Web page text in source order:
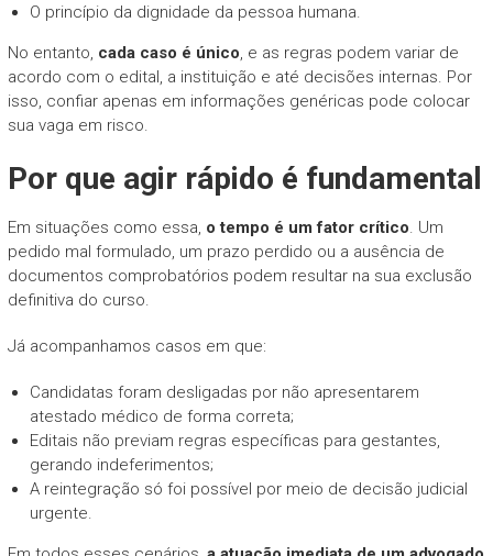
O princípio da dignidade da pessoa humana.
No entanto, cada caso é único, e as regras podem variar de
acordo com o edital, a instituição e até decisões internas. Por
isso, confiar apenas em informações genéricas pode colocar
sua vaga em risco.
Por que agir rápido é fundamental
Em situações como essa, o tempo é um fator crítico. Um
pedido mal formulado, um prazo perdido ou a ausência de
documentos comprobatórios podem resultar na sua exclusão
definitiva do curso.
Já acompanhamos casos em que:
Candidatas foram desligadas por não apresentarem
atestado médico de forma correta;
Editais não previam regras específicas para gestantes,
gerando indeferimentos;
A reintegração só foi possível por meio de decisão judicial
urgente.